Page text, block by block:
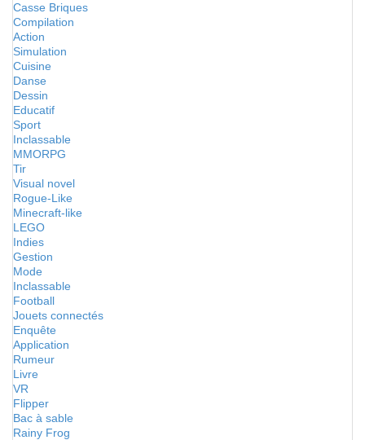
Casse Briques
Compilation
Action
Simulation
Cuisine
Danse
Dessin
Educatif
Sport
Inclassable
MMORPG
Tir
Visual novel
Rogue-Like
Minecraft-like
LEGO
Indies
Gestion
Mode
Inclassable
Football
Jouets connectés
Enquête
Application
Rumeur
Livre
VR
Flipper
Bac à sable
Rainy Frog